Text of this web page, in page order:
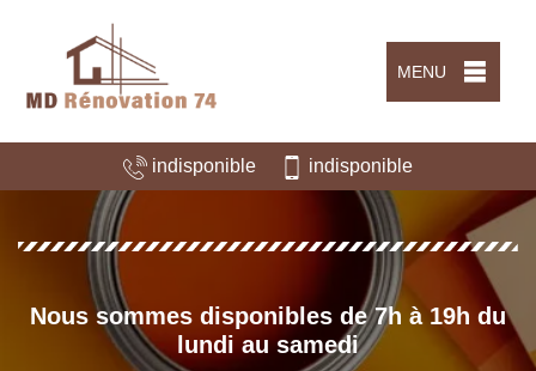
MENU
indisponible indisponible
Nous sommes disponibles de 7h à 19h du
lundi au samedi